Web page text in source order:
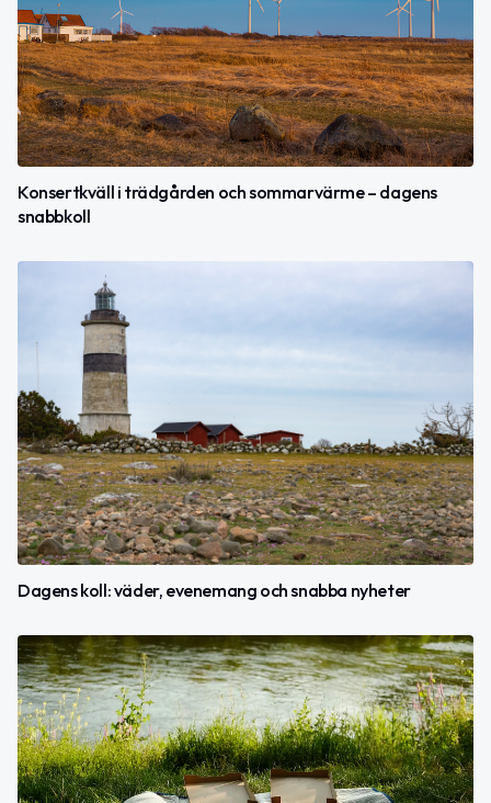
Konsertkväll i trädgården och sommarvärme – dagens
snabbkoll
Dagens koll: väder, evenemang och snabba nyheter